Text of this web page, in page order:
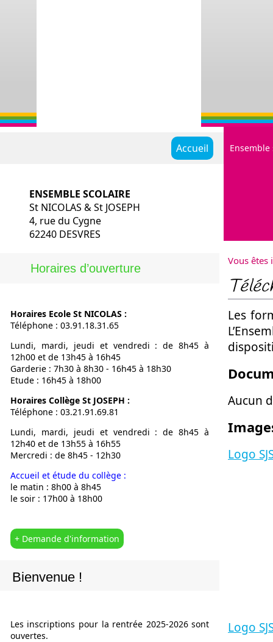
Accueil
ENSEMBLE SCOLAIRE
St NICOLAS & St JOSEPH
4, rue du Cygne
62240 DESVRES
Historique
Notre
Calendrier
L’OGEC
L’APEL
Nous situer
Horaires d’ouverture
Horaires Ecole St NICOLAS :
Téléphone : 03.91.18.31.65
Lundi, mardi, jeudi et vendredi : de 8h45 à
12h00 et de 13h45 à 16h45
Garderie : 7h30 à 8h30 - 16h45 à 18h30
Etude : 16h45 à 18h00
Horaires Collège St JOSEPH :
Téléphone : 03.21.91.69.81
Lundi, mardi, jeudi et vendredi : de 8h45 à
12h40 et de 13h55 à 16h55
Mercredi : de 8h45 - 12h30
Accueil et étude du collège :
le matin : 8h00 à 8h45
le soir : 17h00 à 18h00
+ Demande d'information
Bienvenue !
Les inscriptions pour la rentrée 2025-2026 sont
ouvertes.
Vous êtes
Les
Aucun
Logo
Logo